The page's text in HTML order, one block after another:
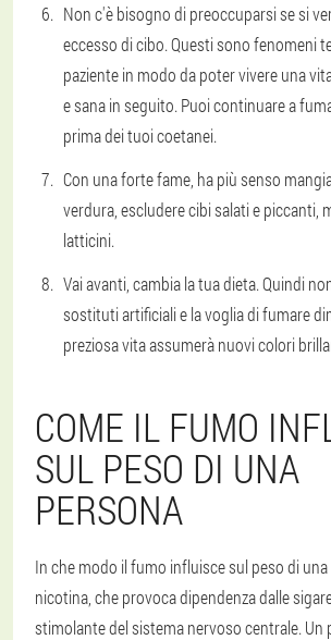
Non c'è bisogno di preoccuparsi se si
eccesso di cibo. Questi sono fenomeni
paziente in modo da poter vivere una
e sana in seguito. Puoi continuare a
prima dei tuoi coetanei.
Con una forte fame, ha più senso
verdura, escludere cibi salati e piccanti,
latticini.
Vai avanti, cambia la tua dieta. Quindi
sostituti artificiali e la voglia di fumare
preziosa vita assumerà nuovi colori
COME IL FUMO
SUL PESO DI UNA
PERSONA
In che modo il fumo influisce sul peso di una
nicotina, che provoca dipendenza dalle
stimolante del sistema nervoso centrale. Un